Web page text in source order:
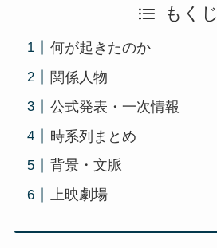
もくじ
何が起きたのか
関係人物
公式発表・一次情報
時系列まとめ
背景・文脈
上映劇場